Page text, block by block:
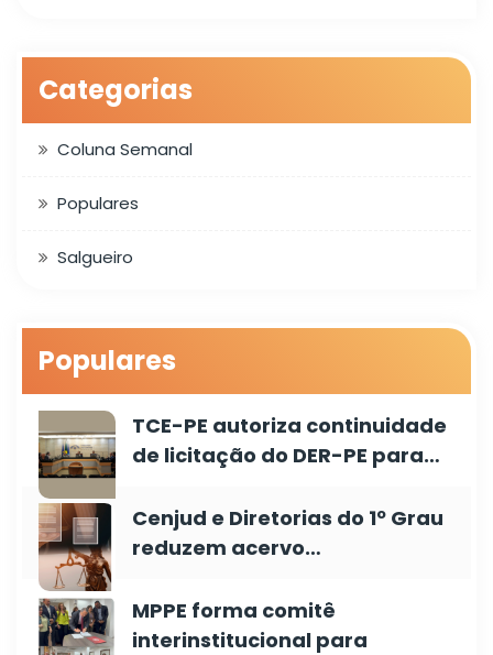
Categorias
Coluna Semanal
Populares
Salgueiro
Populares
TCE-PE autoriza continuidade
de licitação do DER-PE para…
Cenjud e Diretorias do 1º Grau
reduzem acervo…
MPPE forma comitê
interinstitucional para